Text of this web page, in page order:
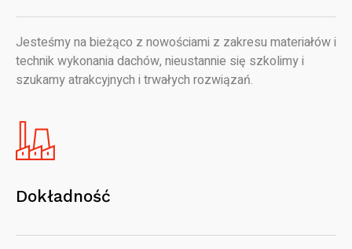
Jesteśmy na bieżąco z nowościami z zakresu materiałów i
technik wykonania dachów, nieustannie się szkolimy i
szukamy atrakcyjnych i trwałych rozwiązań.
Dokładność